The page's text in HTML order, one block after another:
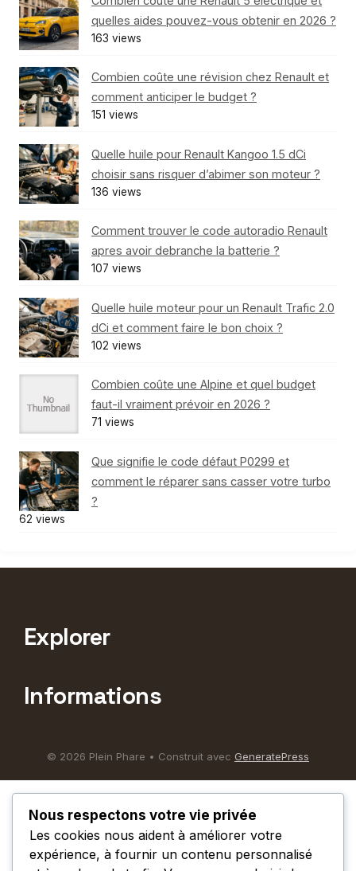
quelles aides pouvez-vous obtenir en 2026 ?
163 views
Combien coûte une révision chez Renault et
comment anticiper le budget ?
151 views
Quelle huile pour Renault Kangoo 1.5 dCi
choisir sans risquer d’abimer son moteur ?
136 views
Comment trouver le code autoradio Renault
apres avoir debranche la batterie ?
107 views
Quelle huile moteur pour un Renault Trafic 2.0
dCi et comment faire le bon choix ?
102 views
Combien coûte une Alpine et quel budget
faut-il vraiment prévoir en 2026 ?
71 views
Que signifie le code défaut P0299 et
comment le réparer sans casser votre turbo
?
62 views
Explorer
Informations
© 2026 Plein Phare • Construit avec GeneratePress
Nous respectons votre vie privée
Les cookies nous aident à améliorer votre
expérience, à fournir un contenu personnalisé